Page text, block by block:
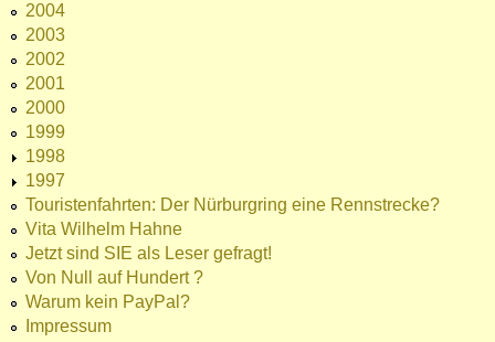
2004
2003
2002
2001
2000
1999
1998
1997
Touristenfahrten: Der Nürburgring eine Rennstrecke?
Vita Wilhelm Hahne
Jetzt sind SIE als Leser gefragt!
Von Null auf Hundert ?
Warum kein PayPal?
Impressum